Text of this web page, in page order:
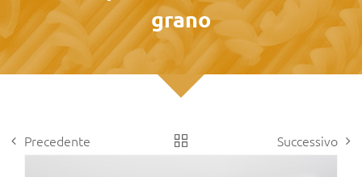
grano
Precedente Successivo